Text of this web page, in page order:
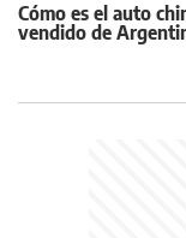
Cómo es el auto
vendido de